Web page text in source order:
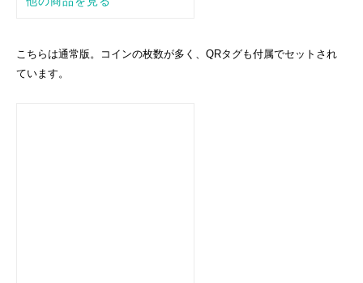
こちらは通常版。コインの枚数が多く、QRタグも付属でセットされ
ています。